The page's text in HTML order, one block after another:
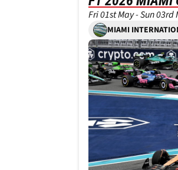
Fri 01st May - Sun 03rd
MIAMI